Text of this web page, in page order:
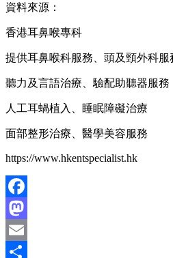
資料來源：
香港耳鼻喉專科
提供耳鼻喉科服務、頭及頸外科服
聽力及言語治療、驗配助聽器服務
人工耳蝸植入、睡眠障礙治療
面部整形治療、醫學美容服務
https://www.hkentspecialist.hk
Facebook
Mastodon
Email